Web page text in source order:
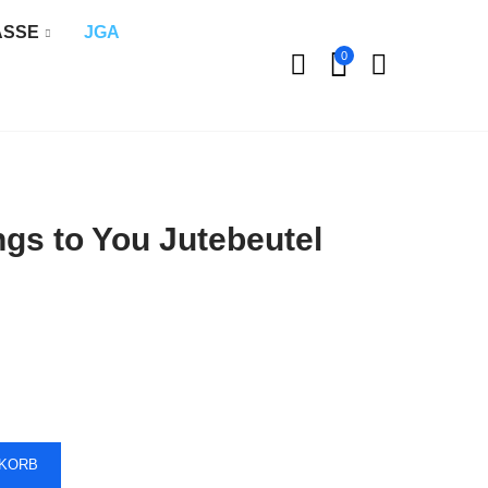
JGA
0
to You Jutebeutel